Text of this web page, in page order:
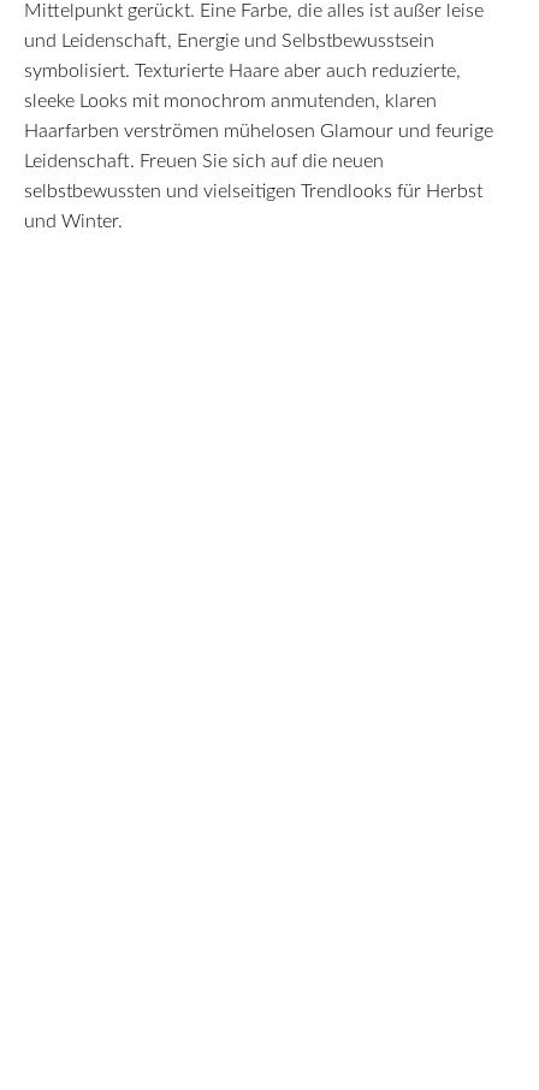
Mittelpunkt gerückt. Eine Farbe, die alles ist außer leise
und Leidenschaft, Energie und Selbstbewusstsein
symbolisiert. Texturierte Haare aber auch reduzierte,
sleeke Looks mit monochrom anmutenden, klaren
Haarfarben verströmen mühelosen Glamour und feurige
Leidenschaft. Freuen Sie sich auf die neuen
selbstbewussten und vielseitigen Trendlooks für Herbst
und Winter.